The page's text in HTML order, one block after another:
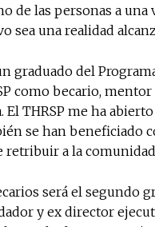
de las personas a
sea una realidad
graduado del
como becario,
El THRSP me ha
se han beneficiado
a la comunidad
será el segundo
y ex director